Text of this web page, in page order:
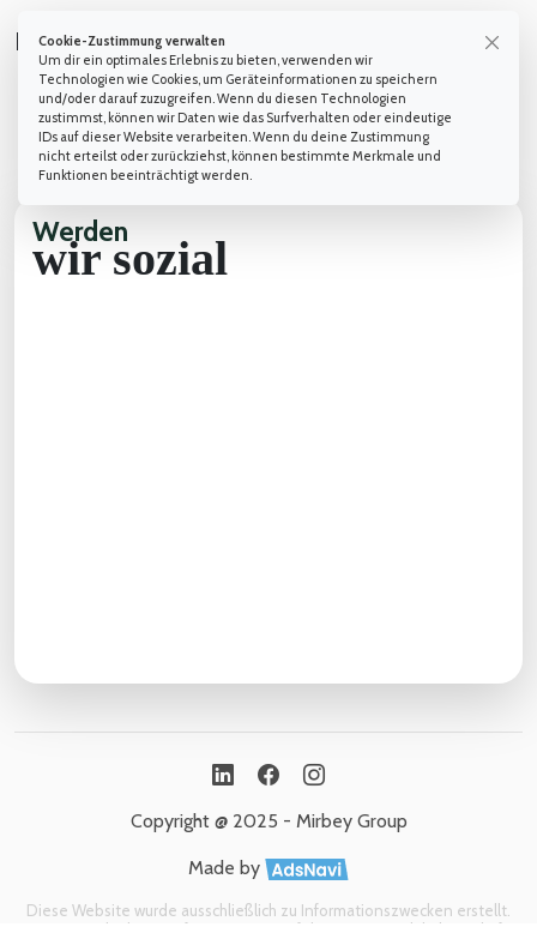
Cookie-Zustimmung verwalten
Um dir ein optimales Erlebnis zu bieten, verwenden wir
Technologien wie Cookies, um Geräteinformationen zu speichern
und/oder darauf zuzugreifen. Wenn du diesen Technologien
zustimmst, können wir Daten wie das Surfverhalten oder eindeutige
IDs auf dieser Website verarbeiten. Wenn du deine Zustimmung
nicht erteilst oder zurückziehst, können bestimmte Merkmale und
Funktionen beeinträchtigt werden.
DRÜCKEN
Errungenschaften
Wir in der Presse
Werden
wir sozial
Copyright @ 2025 - Mirbey Group
Made by
Diese Website wurde ausschließlich zu Informationszwecken erstellt.